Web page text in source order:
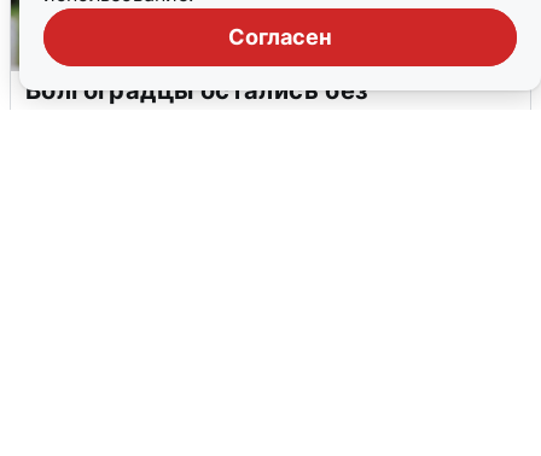
Согласен
Волгоградцы остались без